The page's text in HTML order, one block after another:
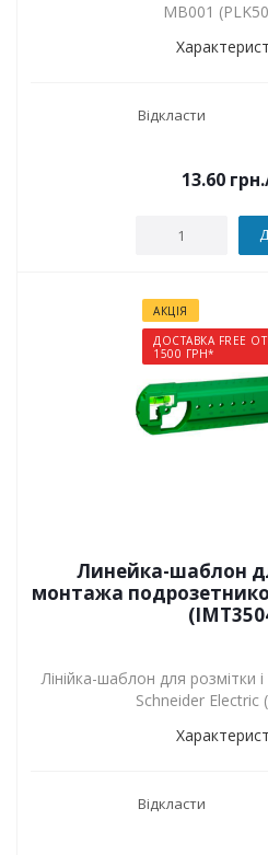
MB001
Відкласти
13.60 грн.
АКЦІЯ
ДОСТАВКА FREE ОТ
1500 ГРН*
Линейка-шаблон
монтажа
Лінійка-шаблон для розмітки
Schneider Electric
Відкласти